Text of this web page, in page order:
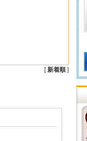
[新着順 ]